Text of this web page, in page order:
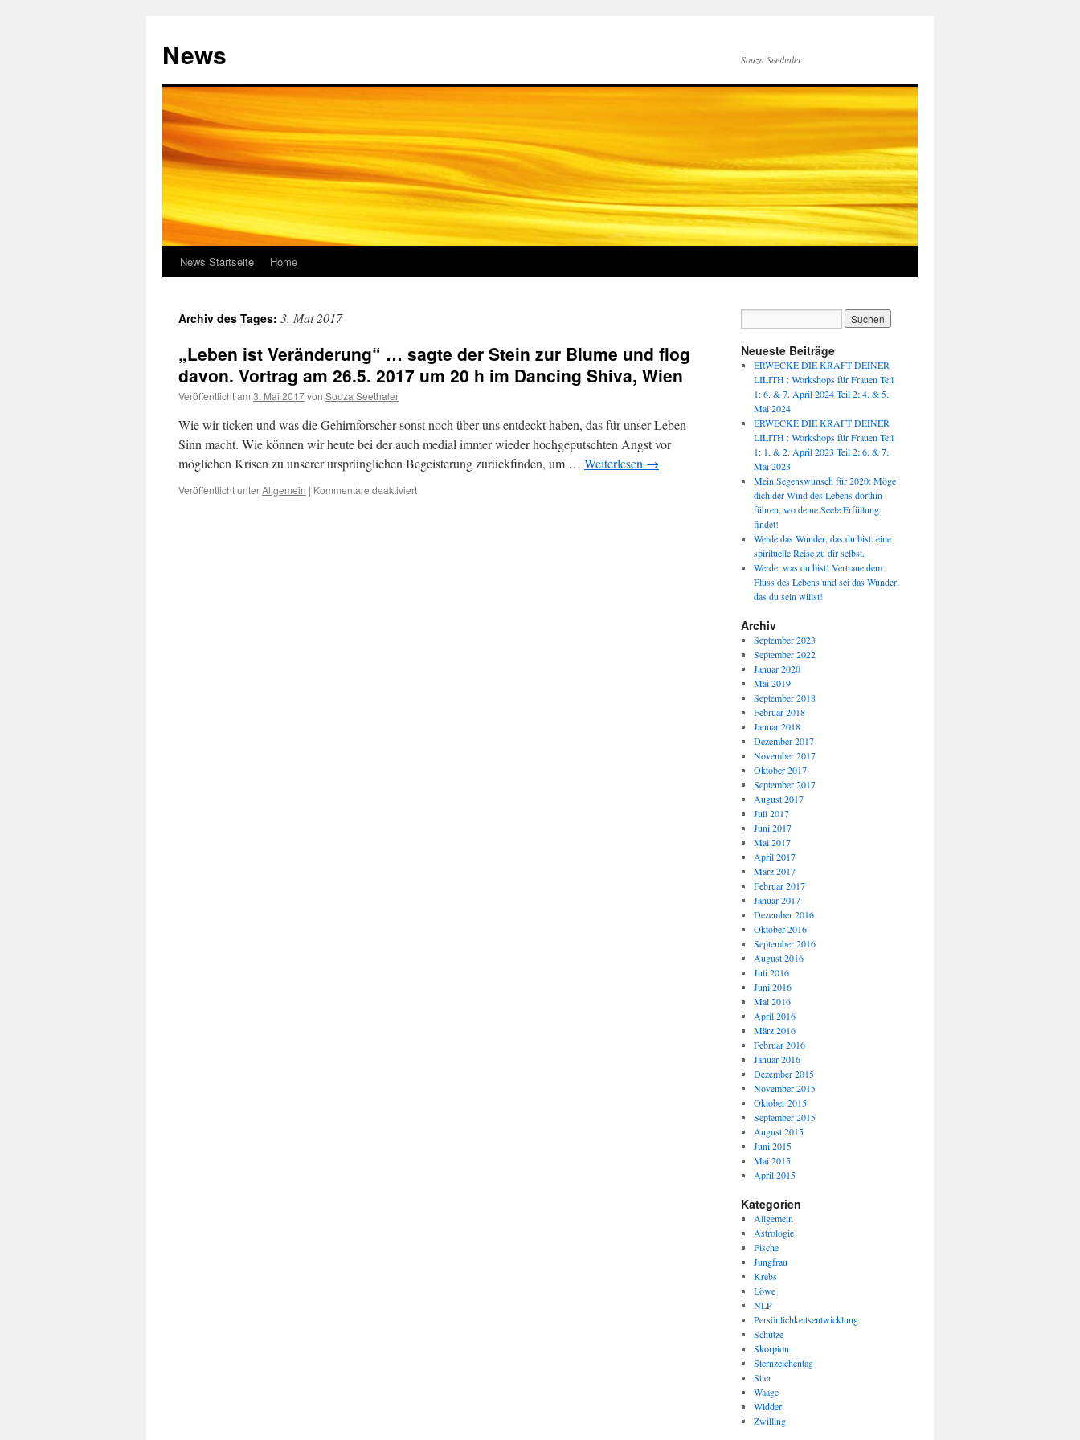
springen
News Souza Seethaler
News Startseite Home
Archiv des Tages: 3. Mai 2017
„Leben ist Veränderung“ … sagte der Stein zur Blume und flog
davon. Vortrag am 26.5. 2017 um 20 h im Dancing Shiva, Wien
Veröffentlicht am 3. Mai 2017von Souza Seethaler
Wie wir ticken und was die Gehirnforscher sonst noch über uns entdeckt haben, das für unser Leben
Sinn macht. Wie können wir heute bei der auch medial immer wieder hochgeputschten Angst vor
möglichen Krisen zu unserer ursprünglichen Begeisterung zurückfinden, um … Weiterlesen →
Veröffentlicht unterAllgemein | Kommentare deaktiviertfür
Neueste Beiträge
ERWECKE DIE KRAFT DEINER
LILITH : Workshops für Frauen Teil
1: 6. & 7. April 2024 Teil 2: 4. & 5.
Mai 2024
ERWECKE DIE KRAFT DEINER
LILITH : Workshops für Frauen Teil
1: 1. & 2. April 2023 Teil 2: 6. & 7.
Mai 2023
Mein Segenswunsch für 2020: Möge
dich der Wind des Lebens dorthin
führen, wo deine Seele Erfüllung
findet!
Werde das Wunder, das du bist: eine
spirituelle Reise zu dir selbst.
Werde, was du bist! Vertraue dem
Fluss des Lebens und sei das Wunder,
das du sein willst!
Archiv
September 2023
September 2022
Januar 2020
Mai 2019
September 2018
Februar 2018
Januar 2018
Dezember 2017
November 2017
Oktober 2017
September 2017
August 2017
Juli 2017
Juni 2017
Mai 2017
April 2017
März 2017
Februar 2017
Januar 2017
Dezember 2016
Oktober 2016
September 2016
August 2016
Juli 2016
Juni 2016
Mai 2016
April 2016
März 2016
Februar 2016
Januar 2016
Dezember 2015
November 2015
Oktober 2015
September 2015
August 2015
Juni 2015
Mai 2015
April 2015
Kategorien
Allgemein
Astrologie
Fische
Jungfrau
Krebs
Löwe
NLP
Persönlichkeitsentwicklung
Schütze
Skorpion
Sternzeichentag
Stier
Waage
Widder
Zwilling